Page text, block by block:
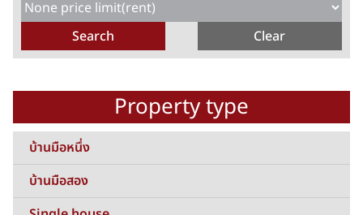
Property type
บ้านมือหนึ่ง
บ้านมือสอง